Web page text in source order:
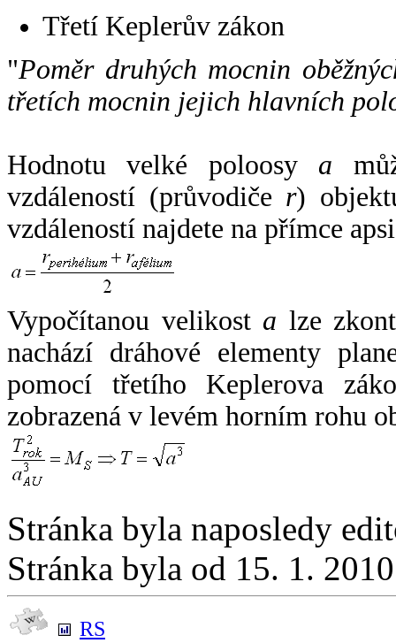
Třetí Keplerův zákon
"Poměr druhých mocnin
třetích mocnin jejich hlavních
Hodnotu velké poloosy a
vzdáleností (průvodiče r)
vzdáleností najdete na přímce
Vypočítanou velikost a lze
nachází dráhové elementy
pomocí třetího Keplerova
zobrazená v levém horním rohu
Stránka byla naposledy
Stránka byla od 15. 1.
RS